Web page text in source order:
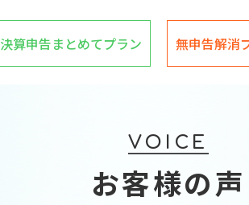
決算申告まとめてプラン 無申告解消
VOICE
お客様の声